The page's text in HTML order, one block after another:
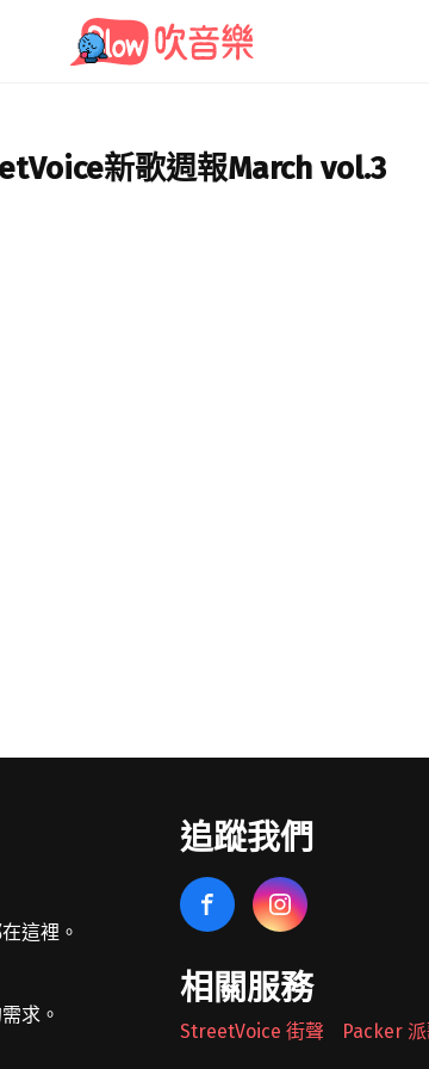
新歌週報March vol.3
這裡。
求。
追蹤我們
相關服務
StreetVoice 街聲 Packer